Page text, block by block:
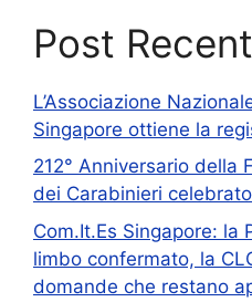
Post
L’Associazione
Singapore ottiene la
212° Anniversario della
dei Carabinieri
Com.It.Es Singapore: la
limbo confermato, la
domande che restano